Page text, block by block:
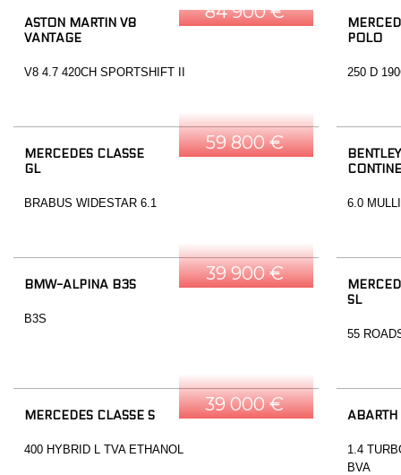
84 900 €
ASTON MARTIN V8
VANTAGE
V8 4.7 420CH SPORTSHIFT II
POLO
250 D
59 800 €
MERCEDES CLASSE
GL
BRABUS WIDESTAR 6.1
BENTLEY
6.0
39 900 €
BMW-ALPINA B3S
B3S
SL
55
39 000 €
MERCEDES CLASSE S
400 HYBRID L TVA ETHANOL
1.4
BVA